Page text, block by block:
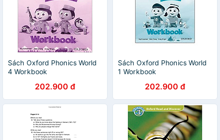
Sách Oxford Phonics World
4 Workbook
202.900 đ
Sách Oxford Phonics World
1 Workbook
202.900 đ